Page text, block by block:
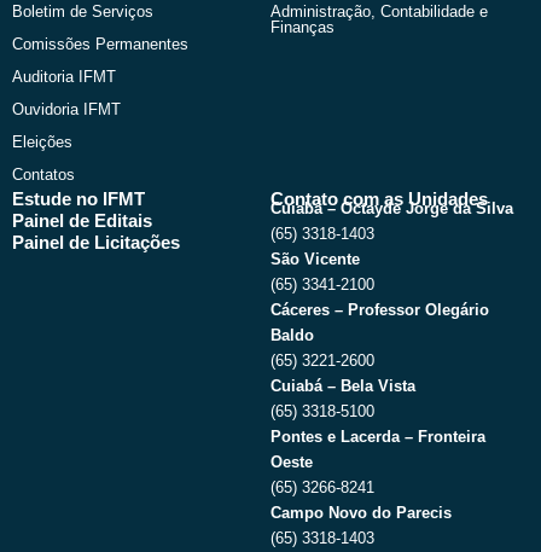
Boletim de Serviços
Comissões Permanentes
Auditoria IFMT
Ouvidoria IFMT
Eleições
Contatos
Administração, Contabilidade e
Finanças
Estude no IFMT
Painel de Editais
Painel de Licitações
Contato com as Unidades
Cuiabá – Octayde Jorge da Silva
(65) 3318-1403
São Vicente
(65) 3341-2100
Cáceres – Professor Olegário
Baldo
(65) 3221-2600
Cuiabá – Bela Vista
(65) 3318-5100
Pontes e Lacerda – Fronteira
Oeste
(65) 3266-8241
Campo Novo do Parecis
(65) 3318-1403